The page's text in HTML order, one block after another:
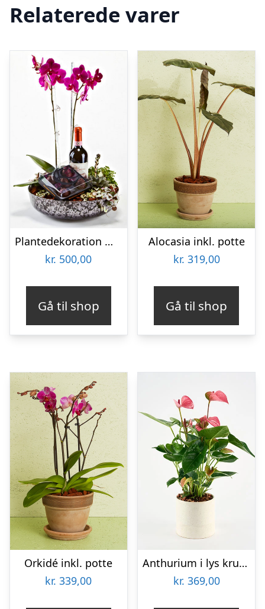
Relaterede varer
Plantedekoration med vin og lækker chokolade – Send blomster med Bloomit
kr. 500,00
Gå til shop
Alocasia inkl. potte
kr. 319,00
Gå til shop
Orkidé inkl. potte
kr. 339,00
Anthurium i lys krukke – Send blomster med Bloomit
kr. 369,00